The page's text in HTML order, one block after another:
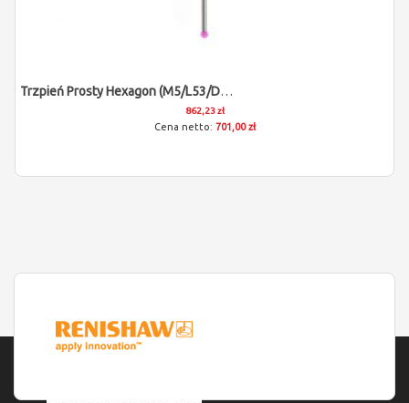
Trzpień Prosty Hexagon (M5/L53/D1,5)
862,23 zł
701,00 zł